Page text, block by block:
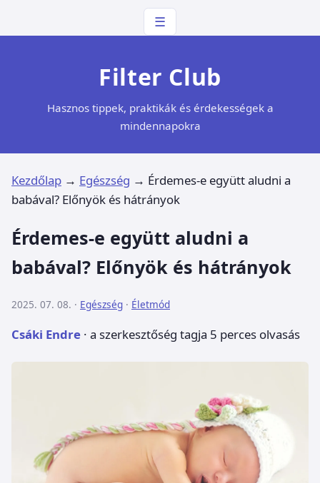
☰
Filter Club
Hasznos tippek, praktikák és érdekességek a
mindennapokra
Kezdőlap → Egészség → Érdemes-e együtt aludni a
babával? Előnyök és hátrányok
Érdemes-e együtt aludni a
babával? Előnyök és hátrányok
2025. 07. 08. · Egészség · Életmód
Csáki Endre · a szerkesztőség tagja 5 perces olvasás